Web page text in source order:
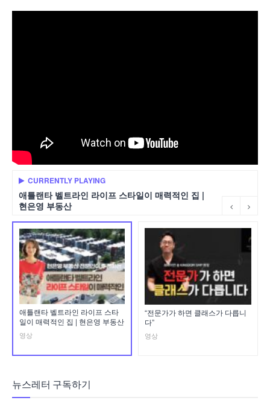
CURRENTLY PLAYING
애틀랜타 벨트라인 라이프 스타일이 매력적인 집 |
현은영 부동산
애틀랜타 벨트라인 라이프 스타
일이 매력적인 집 | 현은영 부동산
영상
“전문가가 하면 클래스가 다릅니
다”
영상
뉴스레터 구독하기